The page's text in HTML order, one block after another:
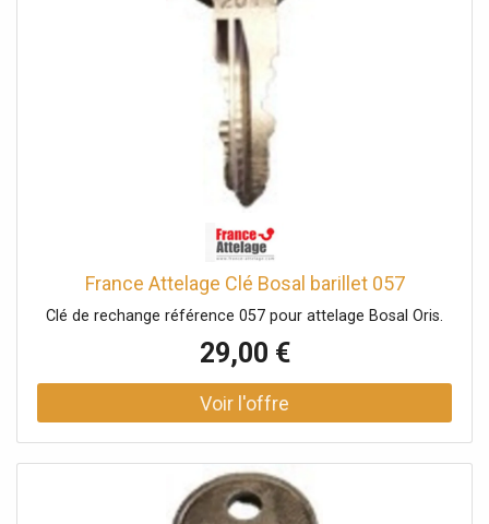
France Attelage Clé Bosal barillet 057
Clé de rechange référence 057 pour attelage Bosal Oris.
29,00 €